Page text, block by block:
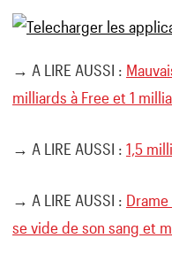
→ A LIRE AUSSI :
milliards à Free et 1
→ A LIRE AUSSI : 1,5
→ A LIRE AUSSI :
se vide de son sang et